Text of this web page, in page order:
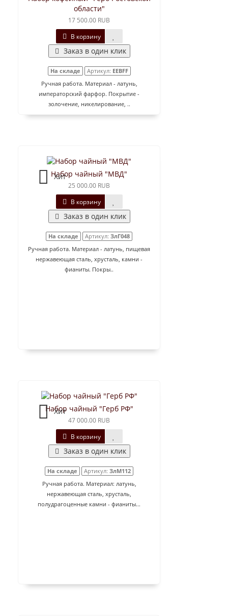
области"
17 500.00 RUB
В корзину
Заказ в один клик
На складе Артикул: EEBFF
Ручная работа. Материал - латунь,
императорский фарфор. Покрытие -
золочение, никелирование, ..
Хит
Набор чайный "МВД"
25 000.00 RUB
В корзину
Заказ в один клик
На складе Артикул: ЗлГ048
Ручная работа. Материал - латунь, пищевая
нержавеющая сталь, хрусталь, камни -
фианиты. Покры..
Хит
Набор чайный "Герб РФ"
47 000.00 RUB
В корзину
Заказ в один клик
На складе Артикул: ЗлМ112
Ручная работа. Материал: латунь,
нержавеющая сталь, хрусталь,
полудрагоценные камни - фианиты...